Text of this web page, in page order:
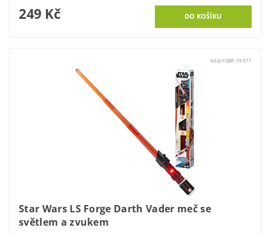
249 Kč
Kód:HSBR-F9971
Star Wars LS Forge Darth Vader meč se
světlem a zvukem